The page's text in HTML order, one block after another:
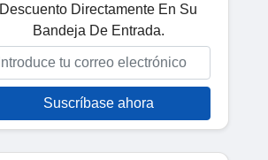
Descuento Directamente En Su
Bandeja De Entrada.
Suscríbase ahora